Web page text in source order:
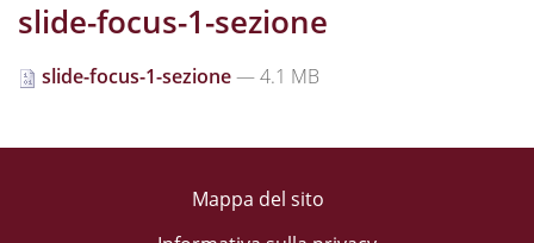
slide-focus-1-sezione
slide-focus-1-sezione— 4.1 MB
Mappa del sito